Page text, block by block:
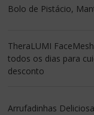
Bolo de Pistácio,
TheraLUMI
todos os dias para
desconto
Arrufadinhas